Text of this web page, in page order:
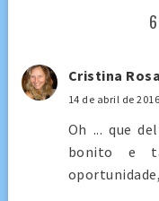
Cristina Rosa
14 de abril de
Oh ... que
bonito e